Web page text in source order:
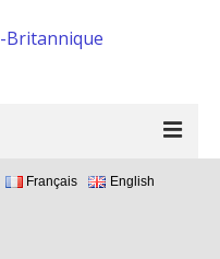
Britannique
Français English